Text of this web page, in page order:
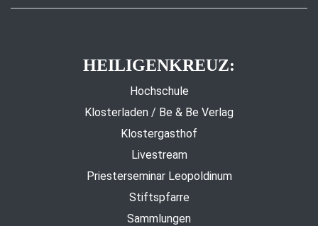
HEILIGENKREUZ:
Hochschule
Klosterladen / Be & Be Verlag
Klostergasthof
Livestream
Priesterseminar Leopoldinum
Stiftspfarre
Sammlungen